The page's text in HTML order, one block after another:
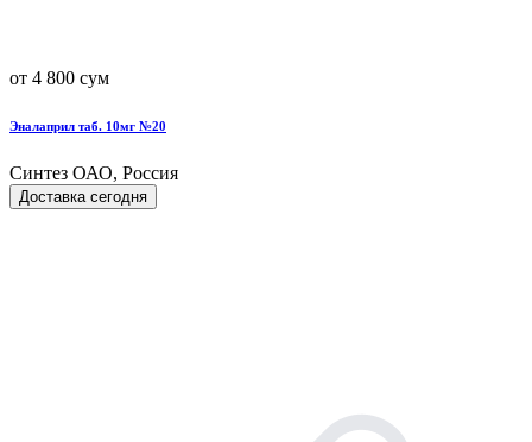
от 4 800 сум
Эналаприл таб. 10мг №20
Синтез ОАО, Россия
Доставка сегодня